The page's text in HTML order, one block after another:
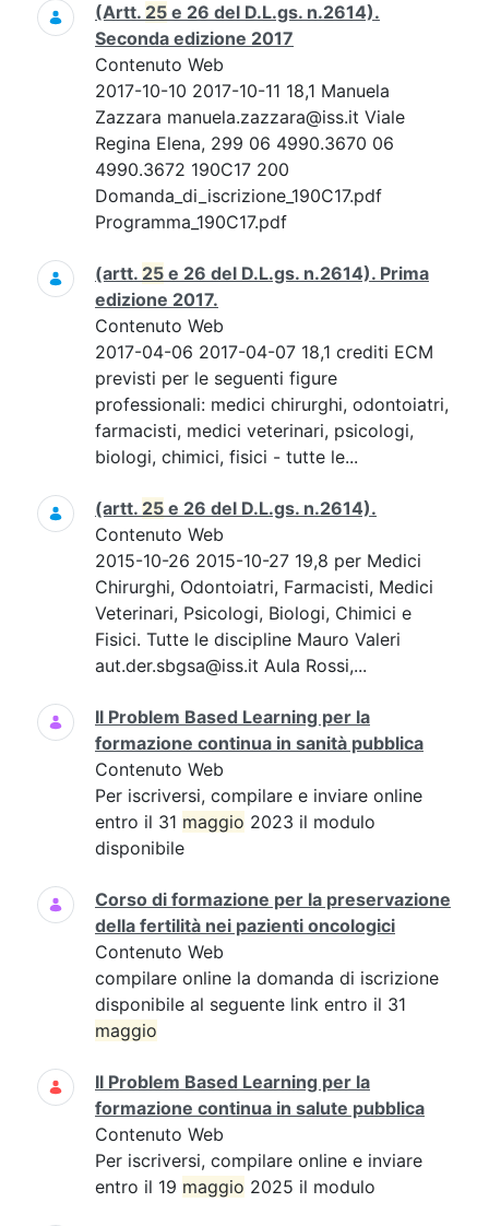
(Artt. 25 e 26 del D.L.gs. n.2614).
Seconda edizione 2017
Contenuto Web
2017-10-10 2017-10-11 18,1 Manuela
Zazzara manuela.zazzara@iss.it Viale
Regina Elena, 299 06 4990.3670 06
4990.3672 190C17 200
Domanda_di_iscrizione_190C17.pdf
Programma_190C17.pdf
(artt. 25 e 26 del D.L.gs. n.2614). Prima
edizione 2017.
Contenuto Web
2017-04-06 2017-04-07 18,1 crediti ECM
previsti per le seguenti figure
professionali: medici chirurghi, odontoiatri,
farmacisti, medici veterinari, psicologi,
biologi, chimici, fisici - tutte le...
(artt. 25 e 26 del D.L.gs. n.2614).
Contenuto Web
2015-10-26 2015-10-27 19,8 per Medici
Chirurghi, Odontoiatri, Farmacisti, Medici
Veterinari, Psicologi, Biologi, Chimici e
Fisici. Tutte le discipline Mauro Valeri
aut.der.sbgsa@iss.it Aula Rossi,...
Il Problem Based Learning per la
formazione continua in sanità pubblica
Contenuto Web
Per iscriversi, compilare e inviare online
entro il 31 maggio 2023 il modulo
disponibile
Corso di formazione per la preservazione
della fertilità nei pazienti oncologici
Contenuto Web
compilare online la domanda di iscrizione
disponibile al seguente link entro il 31
maggio
Il Problem Based Learning per la
formazione continua in salute pubblica
Contenuto Web
Per iscriversi, compilare online e inviare
entro il 19 maggio 2025 il modulo